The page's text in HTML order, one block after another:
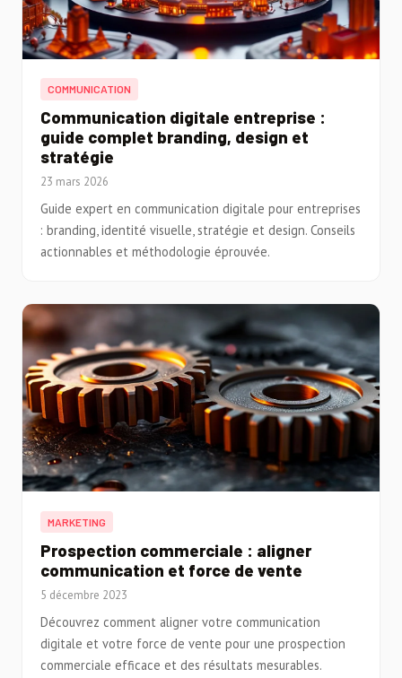
COMMUNICATION
Communication digitale entreprise :
guide complet branding, design et
stratégie
23 mars 2026
Guide expert en communication digitale pour entreprises
: branding, identité visuelle, stratégie et design. Conseils
actionnables et méthodologie éprouvée.
MARKETING
Prospection commerciale : aligner
communication et force de vente
5 décembre 2023
Découvrez comment aligner votre communication
digitale et votre force de vente pour une prospection
commerciale efficace et des résultats mesurables.